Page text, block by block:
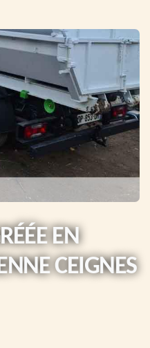
EN
CEIGNES